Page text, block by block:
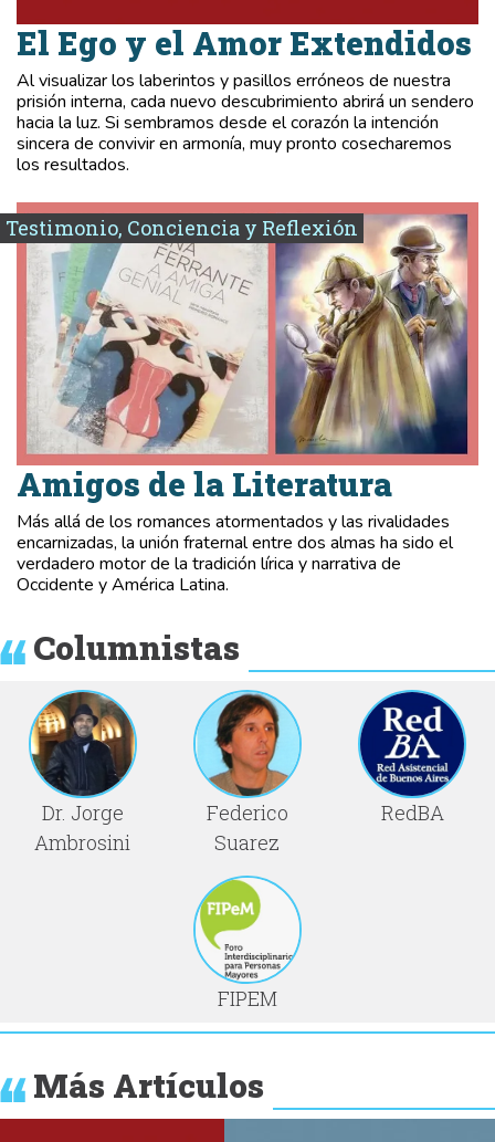
El Ego y el Amor Extendidos
Al visualizar los laberintos y pasillos erróneos de nuestra
prisión interna, cada nuevo descubrimiento abrirá un sendero
hacia la luz. Si sembramos desde el corazón la intención
sincera de convivir en armonía, muy pronto cosecharemos
los resultados.
Testimonio, Conciencia y Reflexión
Amigos de la Literatura
Más allá de los romances atormentados y las rivalidades
encarnizadas, la unión fraternal entre dos almas ha sido el
verdadero motor de la tradición lírica y narrativa de
Occidente y América Latina.
Columnistas
Dr. Jorge
Ambrosini
Federico
Suarez
RedBA
FIPEM
Más Artículos